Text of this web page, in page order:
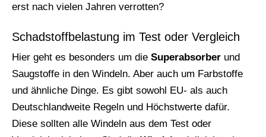
erst nach vielen Jahren verrotten?
Schadstoffbelastung im Test oder Vergleich
Hier geht es besonders um die Superabsorber und
Saugstoffe in den Windeln. Aber auch um Farbstoffe
und ähnliche Dinge. Es gibt sowohl EU- als auch
Deutschlandweite Regeln und Höchstwerte dafür.
Diese sollten alle Windeln aus dem Test oder